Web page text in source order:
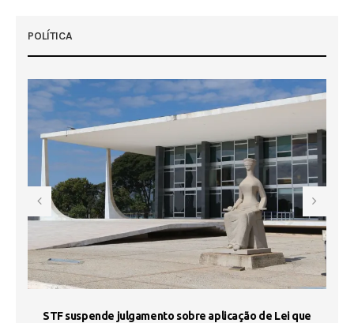
POLÍTICA
STF suspende julgamento sobre aplicação de Lei que